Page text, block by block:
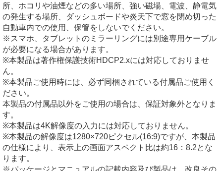
所、ホコリや油煙などの多い場所、強い磁場、電波、静電気
の発生する場所、ダッシュボードや炎天下で窓を閉め切った
自動車内での使用、保管をしないでください。
※スマホ、タブレットのミラーリングには別途専用ケーブル
が必要になる場合があります。
※本製品は著作権保護技術HDCP2.xには対応しておりませ
ん。
※本製品ご使用時には、必ず同梱されている付属品ご使用く
ださい。
本製品の付属品以外をご使用の場合は、保証対象外となりま
す。
※本製品は4K解像度の入力には対応しておりません。
※本製品の解像度は1280×720ピクセル(16:9)ですが、本製品
の仕様により、表示上の画面アスペクト比は約16：8.2とな
ります。